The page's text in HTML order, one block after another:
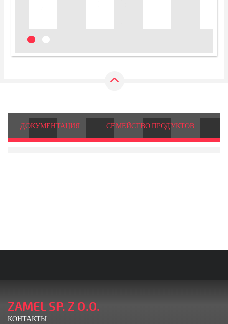
ДОКУМЕНТАЦИЯ СЕМЕЙСТВО ПРОДУКТОВ
ZAMEL SP. Z O.O.
КОНТАКТЫ